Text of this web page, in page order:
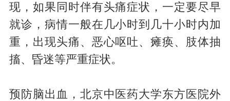
现，如果同时伴有头痛症状，一定要尽早
就诊，病情一般在几小时到几十小时内加
重，出现头痛、恶心呕吐、瘫痪、肢体抽
搐、昏迷等严重症状。
预防脑出血，北京中医药大学东方医院外